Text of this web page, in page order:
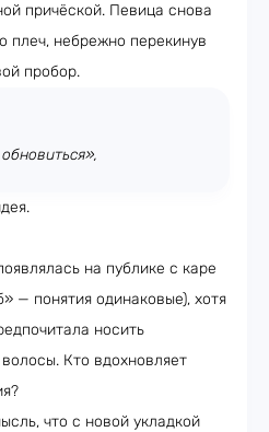
причёской. Певица снова
плеч, небрежно перекинув
пробор.
на публике с каре
— понятия одинаковые), хотя
носить
Кто вдохновляет
что с новой укладкой